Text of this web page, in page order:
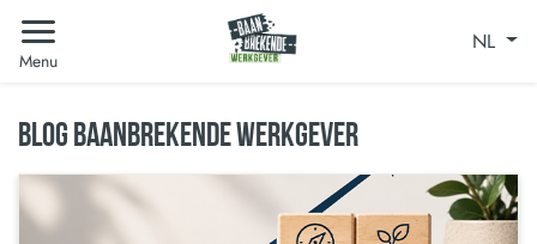
Menu
NL
BLOG BAANBREKENDE WERKGEVER